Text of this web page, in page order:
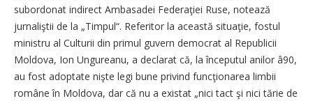
subordonat indirect Ambasadei Federaţiei Ruse, notează
jurnaliştii de la „Timpul“. Referitor la această situaţie, fostul
ministru al Culturii din primul guvern democrat al Republicii
Moldova, Ion Ungureanu, a declarat că, la începutul anilor â90,
au fost adoptate nişte legi bune privind funcţionarea limbii
române în Moldova, dar că nu a existat „nici tact şi nici tărie de